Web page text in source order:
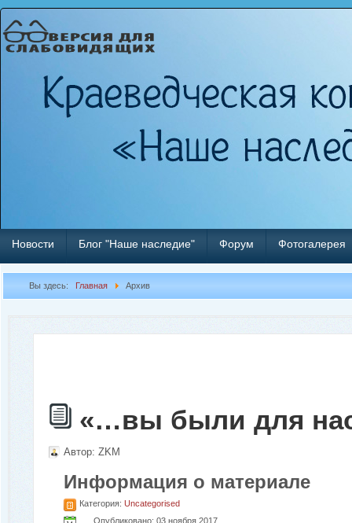
Новости Блог "Наше наследие" Форум Фотогалерея
Вы здесь: Главная Архив
«…вы были для
Автор: ZKM
Информация о материале
Категория: Uncategorised
Опубликовано: 03 ноября 2017